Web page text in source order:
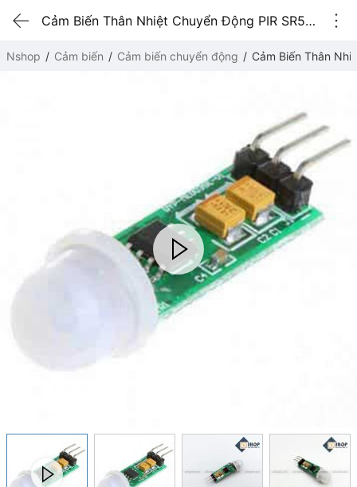
Cảm Biến Thân Nhiệt Chuyển Động PIR SR505 Mini
Nshop Cảm biến Cảm biến chuyển động Cảm Biến Thân